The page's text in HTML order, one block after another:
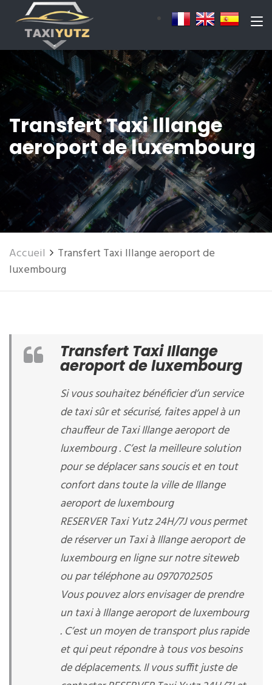
Transfert Taxi Illange
aeroport de luxembourg
Accueil
Transfert Taxi Illange aeroport de
luxembourg
Transfert Taxi Illange
aeroport de luxembourg
Si vous souhaitez bénéficier d’un service
de taxi sûr et sécurisé, faites appel à un
chauffeur de Taxi Illange aeroport de
luxembourg . C’est la meilleure solution
pour se déplacer sans soucis et en tout
confort dans toute la ville de Illange
aeroport de luxembourg
RESERVER Taxi Yutz 24H/7J vous permet
de réserver un Taxi à Illange aeroport de
luxembourg en ligne sur notre siteweb
ou par téléphone au 0970702505
Vous pouvez alors envisager de prendre
un taxi à Illange aeroport de luxembourg
. C’est un moyen de transport plus rapide
et qui peut répondre à tous vos besoins
de déplacements. Il vous suffit juste de